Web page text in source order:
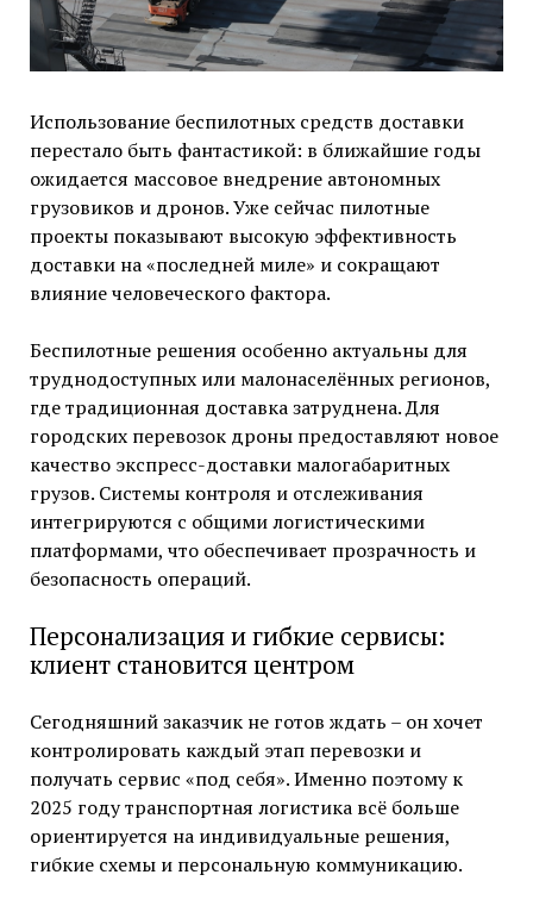
Использование беспилотных средств доставки
перестало быть фантастикой: в ближайшие годы
ожидается массовое внедрение автономных
грузовиков и дронов. Уже сейчас пилотные
проекты показывают высокую эффективность
доставки на «последней миле» и сокращают
влияние человеческого фактора.
Беспилотные решения особенно актуальны для
труднодоступных или малонаселённых регионов,
где традиционная доставка затруднена. Для
городских перевозок дроны предоставляют новое
качество экспресс-доставки малогабаритных
грузов. Системы контроля и отслеживания
интегрируются с общими логистическими
платформами, что обеспечивает прозрачность и
безопасность операций.
Персонализация и гибкие сервисы:
клиент становится центром
Сегодняшний заказчик не готов ждать – он хочет
контролировать каждый этап перевозки и
получать сервис «под себя». Именно поэтому к
2025 году транспортная логистика всё больше
ориентируется на индивидуальные решения,
гибкие схемы и персональную коммуникацию.